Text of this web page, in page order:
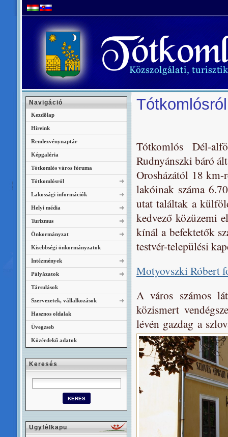
Tótkomlósról
Tótkomlós Dél-
Rudnyánszki báró
Orosházától 18
lakóinak száma
utat találtak a
kedvező közüzemi
kínál a befektetők
testvér-települési
Motyovszki Róbert
A város számos
közismert
lévén gazdag a
Navigáció
Kezdőlap
Híreink
Rendezvénynaptár
Képgaléria
Tótkomlós város fóruma
Tótkomlósról
Lakossági információk
Helyi média
Turizmus
Önkormányzat
Kisebbségi önkormányzatok
Intézmények
Pályázatok
Társulások
Szervezetek, vállalkozások
Hasznos oldalak
Üvegzseb
Közérdekű adatok
Keresés
Ügyfélkapu